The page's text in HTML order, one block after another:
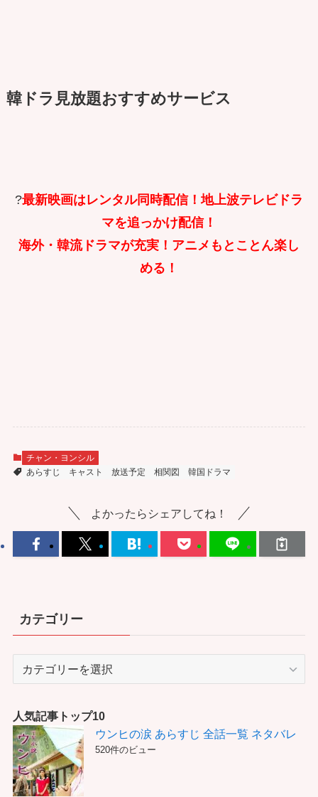
韓ドラ見放題おすすめサービス
?最新映画はレンタル同時配信！地上波テレビドラ
マを追っかけ配信！
海外・韓流ドラマが充実！アニメもとことん楽し
める！
チャン・ヨンシル
あらすじ
キャスト 放送予定 相関図 韓国ドラマ
よかったらシェアしてね！
カテゴリー
リ
ー
人気記事トップ10
ウンヒの涙 あらすじ 全話一覧 ネタバレ
520件のビュー